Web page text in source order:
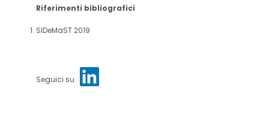
Riferimenti bibliografici
SIDeMaST 2019
Seguici su